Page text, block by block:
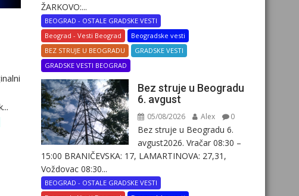
ŽARKOVO:...
BEOGRAD - OSTALE GRADSKE VESTI
Beograd - Vesti Beograd
Beogradske vesti
BEZ STRUJE U BEOGRADU
GRADSKE VESTI
GRADSKE VESTI BEOGRAD
Bez struje u Beogradu
6. avgust
05/08/2026 Alex 0
Bez struje u Beogradu 6.
avgust2026. Vračar 08:30 –
15:00 BRANIČEVSKA: 17, LAMARTINOVA: 27,31,
Voždovac 08:30...
BEOGRAD - OSTALE GRADSKE VESTI